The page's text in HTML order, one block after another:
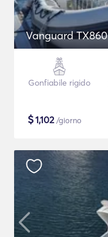
Vanguard TX860
Gonfiabile rigido
$1,102/giorno